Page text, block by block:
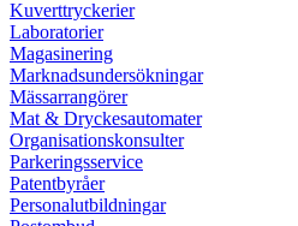
Kuverttryckerier
Laboratorier
Magasinering
Marknadsundersökningar
Mässarrangörer
Mat & Dryckesautomater
Organisationskonsulter
Parkeringsservice
Patentbyråer
Personalutbildningar